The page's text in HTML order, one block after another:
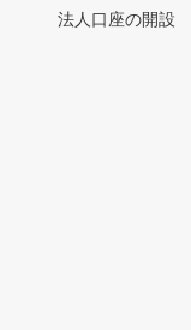
法人口座の開設